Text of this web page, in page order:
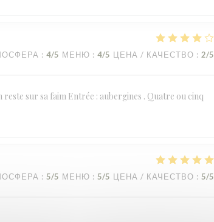
: 4/5 МЕНЮ : 4/5 ЦЕНА / КАЧЕСТВО : 2/5
sur sa faim Entrée : aubergines . Quatre ou cinq
: 5/5 МЕНЮ : 5/5 ЦЕНА / КАЧЕСТВО : 5/5